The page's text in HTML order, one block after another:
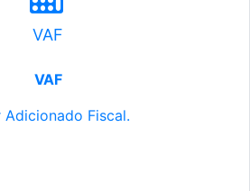
VAF
VAF
Adicionado Fiscal.